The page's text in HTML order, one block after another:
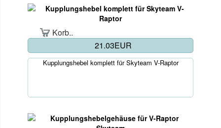
Korb..
21.03EUR
Kupplungshebel komplett für Skyteam V-Raptor